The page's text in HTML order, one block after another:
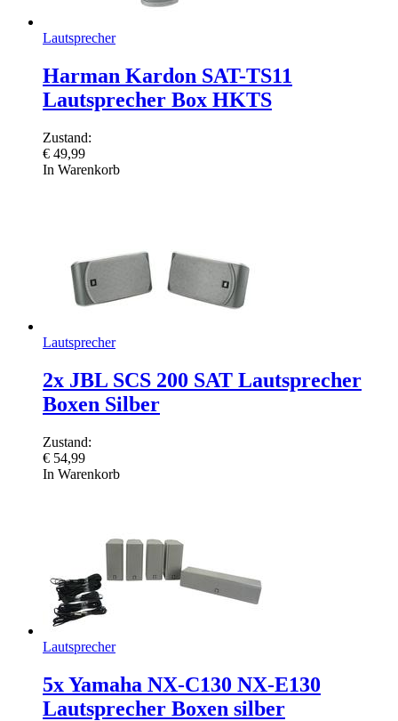
Lautsprecher
Harman Kardon SAT-TS11
Lautsprecher Box HKTS
Zustand:
€ 49,99
In Warenkorb
Lautsprecher
2x JBL SCS 200 SAT Lautsprecher
Boxen Silber
Zustand:
€ 54,99
In Warenkorb
Lautsprecher
5x Yamaha NX-C130 NX-E130
Lautsprecher Boxen silber